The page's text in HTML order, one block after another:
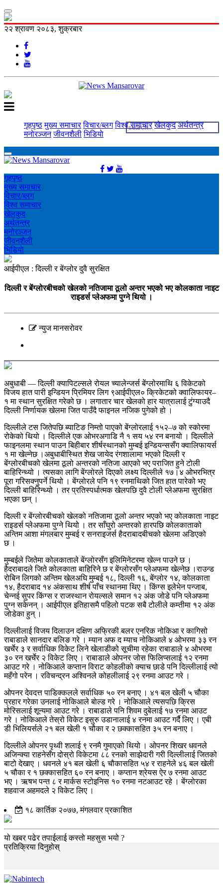
२२ श्रावण २०८३, शुक्रबार
गृहपृष्ठ मुख्य समाचार विचार/ब्लग विश्व समाचार खेलकुद अर्थतन्त्र
मनोरञ्‍जन जीवनशैली भिडियाे
गृहपृष्ठ
मुख्य समाचार
विचार/ब्लग
विश्व समाचार
खेलकुद
अर्थतन्त्र
मनोरञ्‍जन
जीवनशैली
भिडियाे
आईपीएल : दिल्ली र बेंग्लोर दुवै सुरक्षित
दिल्ली र बेंग्लोरबीचको खेलको नतिजामा ठूलो अन्तर भएको भए कोलकाता नाइट
राइडर्स प्लेअफमा पुग्ने थियो ।
न्युज मानसराेवर
अबुधाबी — दिल्ली क्यापिटल्सले रोयल च्यालेन्जर्स बेंग्लोरमाथि ६ विकेटको
विजय हात पारी इन्डियन प्रिमियर लिग ९आईपीएल० क्रिकेटको क्वालिफायर–
१ मा स्थान सुरक्षित गरेको छ । लगातार चार खेलको हार यात्रालाई टुंग्याउदै
दिल्ली निर्णायक खेलमा जित पाउँदै फाइनल नजिक पुगेको हो ।
दिल्लीले टस जितेपछि ब्याटिङ निम्तो पाएको बेंग्लोरलाई १५२–७ को स्कोरमा
रोकेको थियो । दिल्लीले एक ओभरअगाडि नै १ सय ५४ रन बनायो । दिल्लीले
फाइनलमा स्थान पाउन बिहीबार शीर्षस्थानको मुम्बई इन्डियन्ससँग क्वालिफायर्स
१ मा खेल्नेछ ।अबुधाबीस्थित शेख जायेद रंगशालामा भएको दिल्ली र
बेंग्लोरबीचको खेलमा ठूलो अन्तरको नतिजा आएको भए पराजित हुने टोली
बाहिरिन्थ्यो । त्यसका लागि बेंग्लोरले दिएको लक्ष्य दिल्लीले १७।४ ओभरभित्र
पूरा गरिसक्नुपर्ने थियो । बेंग्लोरले पनि १९ रनमाथिको जित हात पारेको भए
दिल्ली बाहिरिन्थ्यो । तर प्रतिस्पर्धात्मक खेलपछि दुवै टोली प्लेअफमा सुरक्षित
भएका छन् ।
दिल्ली र बेंग्लोरबीचको खेलको नतिजामा ठूलो अन्तर भएको भए कोलकाता नाइट
राइडर्स प्लेअफमा पुग्ने थियो । तर साँघुरो अन्तरको हारपछि कोलकाताको
अन्तिम आशा मंगलबार मुम्बई र सनराइजर्स हैदराबादबीचको खेलमा अडिएको
छ ।
मुम्बईले जितेमा कोलकाताले बेंग्लोरसँग इलिमिनेटरमा खेल्न पाउने छ ।
हैदराबादले जिते कोलकाता बाहिरिने छ र बेंग्लोरसँग प्लेअफमा खेल्नेछ ।राउन्ड
रोबिन लिगको अन्तिम खेलअघि मुम्बई १८, दिल्ली १६, बेंग्लोर १४, कोलकाता
१४, हैदराबाद १४ अंकसाथ शीर्ष पाँच स्थानमा थिए । किंग्स इलेभेन पन्जाब,
चेन्नई सुपर किंग्स र राजस्थान रोयल्सले समान १२ अंक जोडे पनि प्लेअफमा
पुग्न सकेनन् । आईपीएल इतिहासमै पहिलो पटक सबै टोलीले कम्तीमा १२ अंक
जोडेका हुन् ।
दिल्लीलाई विजय दिलाउन दक्षिण अफ्रिकी बलर एनरिक नोकिआ र कागिसो
राबाडाले सानदार बलिङ गरे । म्यान अफ द म्याच नोकिआले ४ ओभरमा ३३ रन
खर्चेर ३ र सर्वाधिक विकेट लिने खेलाडीको सूचीमा रहेका राबाडाले ४ ओभरमा
३० रन खर्चेर २ विकेट लिए । राबाडाले ओपनर जोस फिलिप्सलाई १२ रनमा
आउट गरे । नोकिआले कप्तान विराट कोहलीको क्याच छाडे पनि दिल्लीलाई त्यो
महँगो परेन । रविचन्द्रन अश्विनले कोहलीलाई २९ रनमा आउट गरे ।
ओपनर देवदत्त पाडिक्कलले सर्वाधिक ५० रन बनाए । ४१ बल खेली ५ चौका
प्रहार गरेका उनलाई नोकिआले बोल्ड गरे । नोकिआले त्यसपछि क्रिस
मोरिसलाई शून्यमा आउट गरे । राबाडाले पनि शिवम दुबेलाई १७ रनमा आउट
गरे । नोकिआले तेस्रो विकेट इसुरु उडानालाई ४ रनमा आउट गर्दै लिए । एबी
डी भिलियर्सले २१ बल खेली १ चौका र २ छक्कासहित ३५ रन बनाए ।
दिल्लीले ओपनर पृथ्वी शलाई ९ रनमै गुमाएको थियो । ओपनर शिखर धवनले
अजिन्क्या राहनेसँग दोस्रो विकेटमा ८८ रनको साझेदारी गरी दिल्लीलाई जितको
बाटो देखाए । धवनले ४१ बल खेली ६ चौकासहित ५४ र राहनेले ४६ बल खेली
५ चौका र १ छक्कासहित ६० रन बनाए । कप्तान श्रेयस ऐर ७ रनमा आउट
भए । ऋषभ पन्त ८ र मार्कस स्टोइनिस १० रनमा नटआउट रहे । बेंग्लोरका
शहवाज अहमदले २ विकेट लिए ।
१८ कार्तिक २०७७, मंगलवार प्रकाशित
यो खबर पढेर तपाईलाई कस्तो महसुस भयो ?
प्रतिक्रिया दिनुहोस्